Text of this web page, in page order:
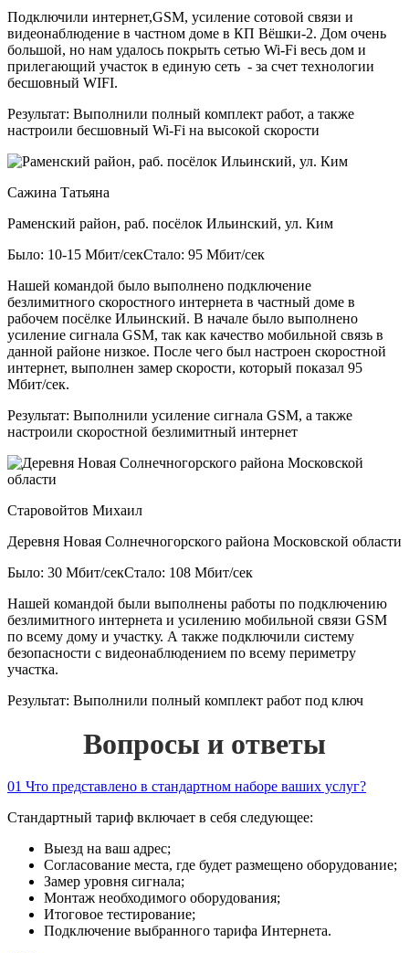
Подключили интернет,GSM, усиление сотовой связи и
видеонаблюдение в частном доме в КП Вёшки-2. Дом очень
большой, но нам удалось покрыть сетью Wi-Fi весь дом и
прилегающий участок в единую сеть - за счет технологии
бесшовный WIFI.
Результат: Выполнили полный комплект работ, а также
настроили бесшовный Wi-Fi на высокой скорости
Сажина Татьяна
Раменский район, раб. посёлок Ильинский, ул. Ким
Было: 10-15 Мбит/секСтало: 95 Мбит/сек
Нашей командой было выполнено подключение
безлимитного скоростного интернета в частный доме в
рабочем посёлке Ильинский. В начале было выполнено
усиление сигнала GSM, так как качество мобильной связь в
данной районе низкое. После чего был настроен скоростной
интернет, выполнен замер скорости, который показал 95
Мбит/сек.
Результат: Выполнили усиление сигнала GSM, а также
настроили скоростной безлимитный интернет
Старовойтов Михаил
Деревня Новая Солнечногорского района Московской области
Было: 30 Мбит/секСтало: 108 Мбит/сек
Нашей командой были выполнены работы по подключению
безлимитного интернета и усилению мобильной связи GSM
по всему дому и участку. А также подключили систему
безопасности с видеонаблюдением по всему периметру
участка.
Результат: Выполнили полный комплект работ под ключ
Вопросы и ответы
01 Что представлено в стандартном наборе ваших услуг?
Стандартный тариф включает в себя следующее:
Выезд на ваш адрес;
Согласование места, где будет размещено оборудование;
Замер уровня сигнала;
Монтаж необходимого оборудования;
Итоговое тестирование;
Подключение выбранного тарифа Интернета.